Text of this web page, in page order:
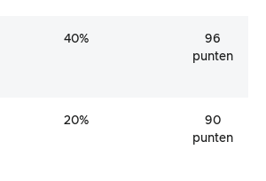
40%
96
punten
20%
90
punten